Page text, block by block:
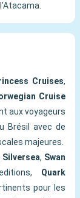
Cruises,
Cruise
aux voyageurs
Brésil avec de
majeures.
Silversea, Swan
Quark
pour les